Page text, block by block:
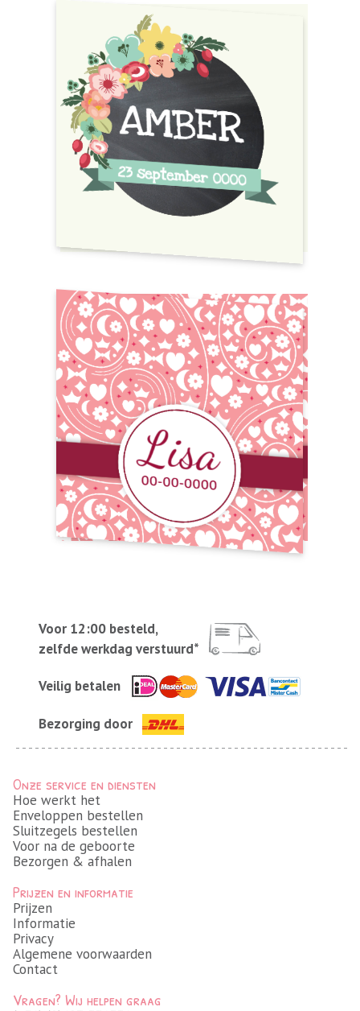
Voor 12:00 besteld,
zelfde werkdag verstuurd*
Veilig betalen
Bezorging door
Onze service en diensten
Hoe werkt het
Enveloppen bestellen
Sluitzegels bestellen
Voor na de geboorte
Bezorgen & afhalen
Prijzen en informatie
Prijzen
Informatie
Privacy
Algemene voorwaarden
Contact
Vragen? Wij helpen graag